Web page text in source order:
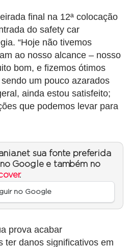
final na 12ª colocação
do safety car
“Hoje não tivemos
ao nosso alcance – nosso
bom, e fizemos ótimos
um pouco azarados
ainda estou satisfeito;
que podemos levar para
sua fonte preferida
Google e também no
.
no Google
prova acabar
ter danos significativos em